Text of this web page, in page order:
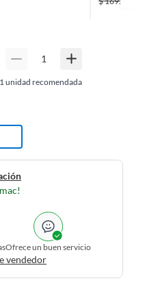
1 unidad recomendada
Ofrece un buen servicio
vendedor